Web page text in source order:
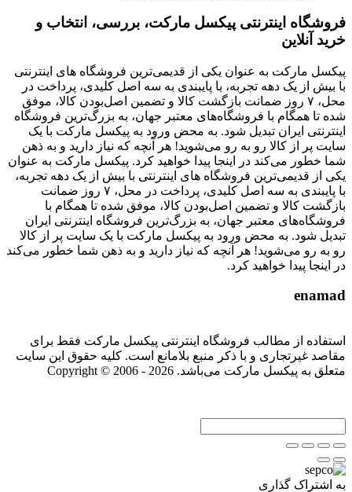
فروشگاه اینترنتی پیکسل مارکت، بررسی، انتخاب و
خرید آنلاین
پیکسل مارکت به عنوان یکی از قدیمی‌ترین فروشگاه های اینترنتی
با بیش از یک دهه تجربه، با پایبندی به سه اصل کلیدی، پرداخت در
محل، ۷ روز ضمانت بازگشت کالا و تضمین اصل‌بودن کالا، موفق
شده تا همگام با فروشگاه‌های معتبر جهان، به بزرگ‌ترین فروشگاه
اینترنتی ایران تبدیل شود. به محض ورود به پیکسل مارکت با یک
سایت پر از کالا رو به رو می‌شوید! هر آنچه که نیاز دارید و به ذهن
شما خطور می‌کند در اینجا پیدا خواهید کرد. پیکسل مارکت به عنوان
یکی از قدیمی‌ترین فروشگاه های اینترنتی با بیش از یک دهه تجربه،
با پایبندی به سه اصل کلیدی، پرداخت در محل، ۷ روز ضمانت
بازگشت کالا و تضمین اصل‌بودن کالا، موفق شده تا همگام با
فروشگاه‌های معتبر جهان، به بزرگ‌ترین فروشگاه اینترنتی ایران
تبدیل شود. به محض ورود به پیکسل مارکت با یک سایت پر از کالا
رو به رو می‌شوید! هر آنچه که نیاز دارید و به ذهن شما خطور می‌کند
در اینجا پیدا خواهید کرد.
enamad
استفاده از مطالب فروشگاه اینترنتی پیکسل مارکت فقط برای
مقاصد غیرتجاری و با ذکر منبع بلامانع است. کلیه حقوق این سایت
متعلق به پیکسل مارکت می‌باشد. Copyright © 2006 - 2026
به اشتراک گذاری